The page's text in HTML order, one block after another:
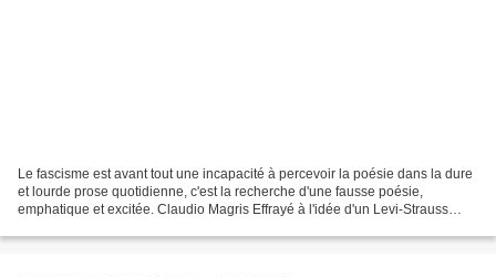
Le fascisme est avant tout une incapacité à percevoir la poésie dans la dure
et lourde prose quotidienne, c'est la recherche d'une fausse poésie,
emphatique et excitée. Claudio Magris Effrayé à l'idée d'un Levi-Strauss